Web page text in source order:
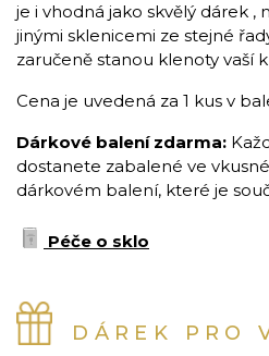
je i vhodná jako skvělý dárek
jinými sklenicemi ze stejné
zaručeně stanou klenoty vaší
Cena je uvedená za 1 kus v
Dárkové balení zdarma:
dostanete zabalené ve
dárkovém balení, které je
Péče o sklo
DÁREK PRO